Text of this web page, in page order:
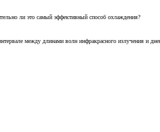
ли это самый эффективный способ охлаждения?
между длинами волн инфракрасного излучения и